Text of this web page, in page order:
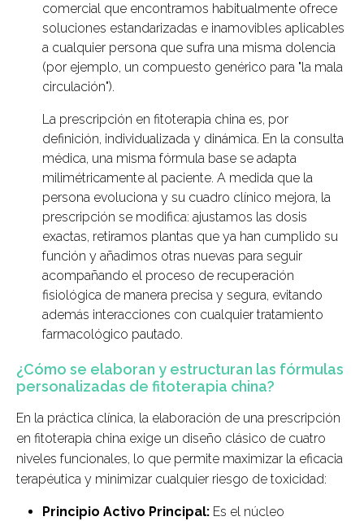
comercial que encontramos habitualmente ofrece
soluciones estandarizadas e inamovibles aplicables
a cualquier persona que sufra una misma dolencia
(por ejemplo, un compuesto genérico para "la mala
circulación").
La prescripción en fitoterapia china es, por
definición, individualizada y dinámica. En la consulta
médica, una misma fórmula base se adapta
milimétricamente al paciente. A medida que la
persona evoluciona y su cuadro clínico mejora, la
prescripción se modifica: ajustamos las dosis
exactas, retiramos plantas que ya han cumplido su
función y añadimos otras nuevas para seguir
acompañando el proceso de recuperación
fisiológica de manera precisa y segura, evitando
además interacciones con cualquier tratamiento
farmacológico pautado.
¿Cómo se elaboran y estructuran las fórmulas
personalizadas de fitoterapia china?
En la práctica clínica, la elaboración de una prescripción
en fitoterapia china exige un diseño clásico de cuatro
niveles funcionales, lo que permite maximizar la eficacia
terapéutica y minimizar cualquier riesgo de toxicidad:
Principio Activo Principal: Es el núcleo